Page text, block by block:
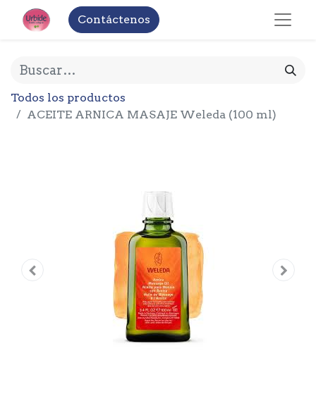
Contáctenos
Todos los productos
ACEITE ARNICA MASAJE Weleda (100 ml)